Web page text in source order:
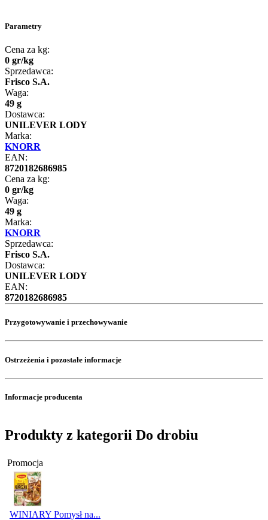
Parametry
Cena za kg:
0 gr/kg
Sprzedawca:
Frisco S.A.
Waga:
49 g
Dostawca:
UNILEVER LODY
Marka:
KNORR
EAN:
8720182686985
Cena za kg:
0 gr/kg
Waga:
49 g
Marka:
KNORR
Sprzedawca:
Frisco S.A.
Dostawca:
UNILEVER LODY
EAN:
8720182686985
Przygotowywanie i przechowywanie
Ostrzeżenia i pozostałe informacje
Informacje producenta
Produkty z kategorii Do drobiu
Promocja
WINIARY Pomysł na...